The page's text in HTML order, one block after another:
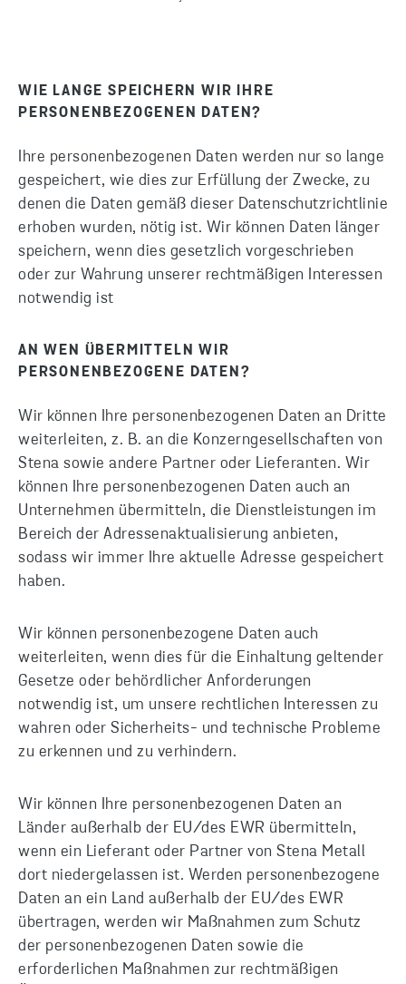
WIE LANGE SPEICHERN WIR IHRE
PERSONENBEZOGENEN DATEN?
Ihre personenbezogenen Daten werden nur so lange
gespeichert, wie dies zur Erfüllung der Zwecke, zu
denen die Daten gemäß dieser Datenschutzrichtlinie
erhoben wurden, nötig ist. Wir können Daten länger
speichern, wenn dies gesetzlich vorgeschrieben
oder zur Wahrung unserer rechtmäßigen Interessen
notwendig ist
AN WEN ÜBERMITTELN WIR
PERSONENBEZOGENE DATEN?
Wir können Ihre personenbezogenen Daten an Dritte
weiterleiten, z. B. an die Konzerngesellschaften von
Stena sowie andere Partner oder Lieferanten. Wir
können Ihre personenbezogenen Daten auch an
Unternehmen übermitteln, die Dienstleistungen im
Bereich der Adressenaktualisierung anbieten,
sodass wir immer Ihre aktuelle Adresse gespeichert
haben.
Wir können personenbezogene Daten auch
weiterleiten, wenn dies für die Einhaltung geltender
Gesetze oder behördlicher Anforderungen
notwendig ist, um unsere rechtlichen Interessen zu
wahren oder Sicherheits- und technische Probleme
zu erkennen und zu verhindern.
Wir können Ihre personenbezogenen Daten an
Länder außerhalb der EU/des EWR übermitteln,
wenn ein Lieferant oder Partner von Stena Metall
dort niedergelassen ist. Werden personenbezogene
Daten an ein Land außerhalb der EU/des EWR
übertragen, werden wir Maßnahmen zum Schutz
der personenbezogenen Daten sowie die
erforderlichen Maßnahmen zur rechtmäßigen